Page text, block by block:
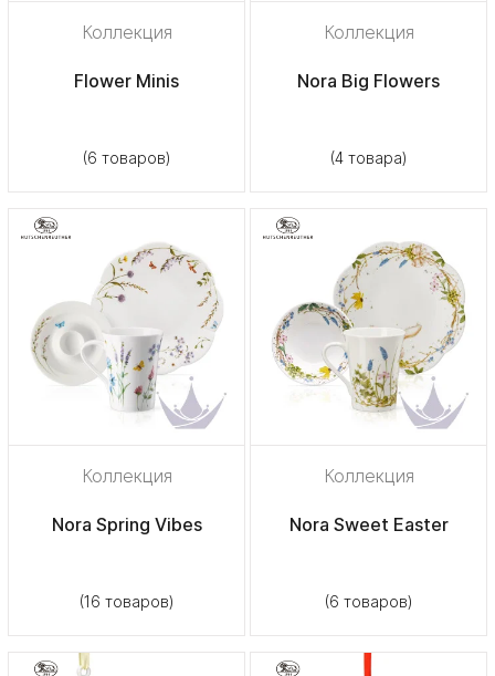
Коллекция
Flower Minis
(6 товаров)
Коллекция
Nora Big Flowers
(4 товара)
Коллекция
Nora Spring Vibes
(16 товаров)
Коллекция
Nora Sweet Easter
(6 товаров)